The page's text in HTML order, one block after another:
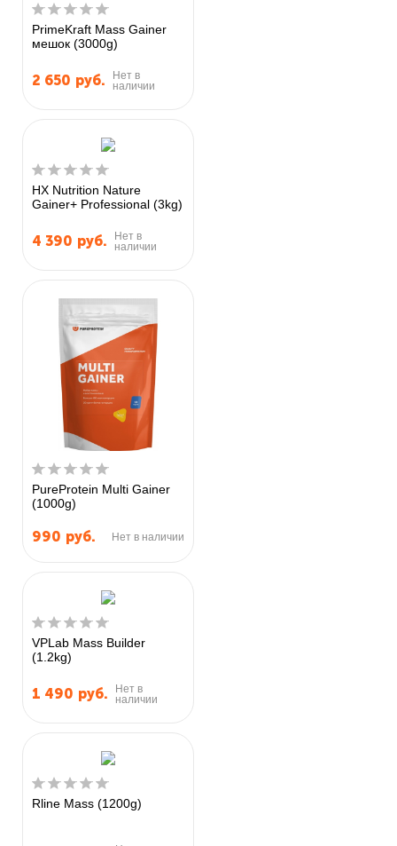
PrimeKraft Mass Gainer
мешок (3000g)
2 650 руб.
Нет в
наличии
HX Nutrition Nature
Gainer+ Professional (3kg)
4 390 руб.
Нет в
наличии
PureProtein Multi Gainer
(1000g)
990 руб. Нет в наличии
VPLab Mass Builder
(1.2kg)
1 490 руб.
Нет в
наличии
Rline Mass (1200g)